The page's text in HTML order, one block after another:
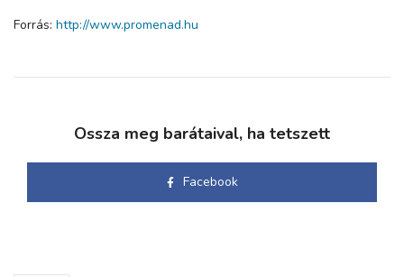
Forrás: http://www.promenad.hu
Ossza meg barátaival, ha tetszett
Facebook